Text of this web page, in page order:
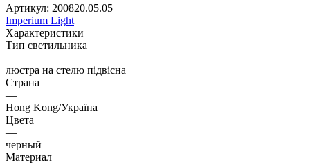
Артикул: 200820.05.05
Imperium Light
Характеристики
Тип светильника
—
люстра на стелю підвісна
Страна
—
Hong Kong/Україна
Цвета
—
черный
Материал